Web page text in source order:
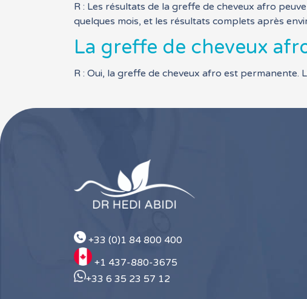
R : Les résultats de la greffe de cheveux afro
quelques mois, et les résultats complets après
La greffe de cheveux
R : Oui, la greffe de cheveux afro est
+33 (0)1 84 800 400
+1 437-880-3675
+33 6 35 23 57 12